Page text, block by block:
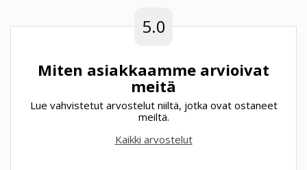
5.0
Miten asiakkaamme arvioivat
meitä
Lue vahvistetut arvostelut niiltä, jotka ovat ostaneet
meiltä.
Kaikki arvostelut